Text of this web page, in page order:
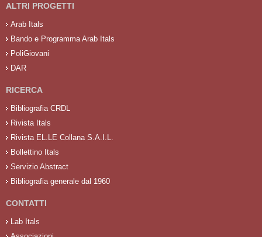
ALTRI PROGETTI
Arab Itals
Bando e Programma Arab Itals
PoliGiovani
DAR
RICERCA
Bibliografia CRDL
Rivista Itals
Rivista EL.LE Collana S.A.I.L.
Bollettino Itals
Servizio Abstract
Bibliografia generale dal 1960
CONTATTI
Lab Itals